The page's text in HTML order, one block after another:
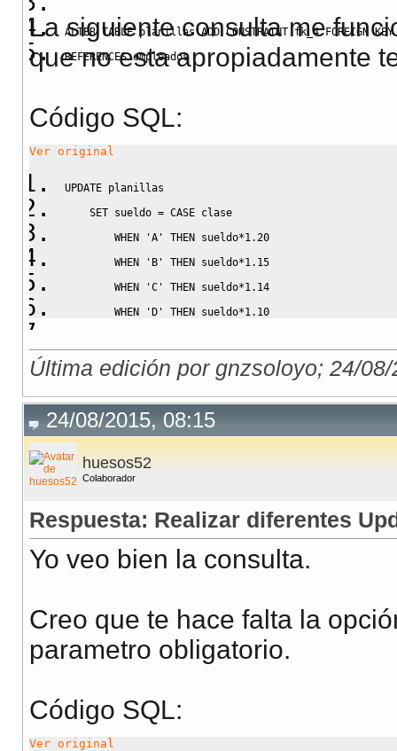
ALTER TABLE planillas ADD CONSTRAINT fk_4 FOREIGN KEY
REFERENCES empleados
La siguiente consulta me
que no esta apropiadamente
Código SQL:
Ver original
UPDATE planillas
SET sueldo = CASE clase
WHEN
'A' THEN sueldo*1.20
WHEN
'B' THEN sueldo*1.15
WHEN
'C' THEN sueldo*1.14
WHEN
'D' THEN sueldo*1.10
FROM planillas INNER JOIN empleados ON
WHERE clase IN 'A', 'B',
Última edición por gnzsoloyo; 24/
24/08/2015, 08:15
huesos52
Colaborador
Respuesta: Realizar diferentes
Yo veo bien la consulta.
Creo que te hace falta la
parametro obligatorio.
Código SQL:
Ver original